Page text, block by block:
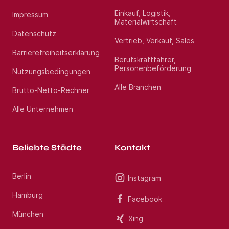
auf Ihre Bewerbung als Oberarzt Innere Medizin
Gastroenterologie (m/w/d) im Raum Neu-Isenburg.
Standort:Neu-Isenburg
Impressum
Datenschutz
Barrierefreiheitserklärung
Nutzungsbedingungen
Brutto-Netto-Rechner
Alle Unternehmen
Einkauf, Logistik,
Materialwirtschaft
Vertrieb, Verkauf, Sales
Berufskraftfahrer,
Personenbeförderung
Alle Branchen
Beliebte Städte
Berlin
Hamburg
München
Kontakt
Instagram
Facebook
Xing